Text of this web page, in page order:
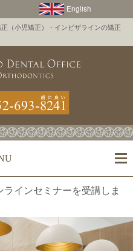
（小児矯正）・インビザラインの矯正
ラインセミナーを受講しま